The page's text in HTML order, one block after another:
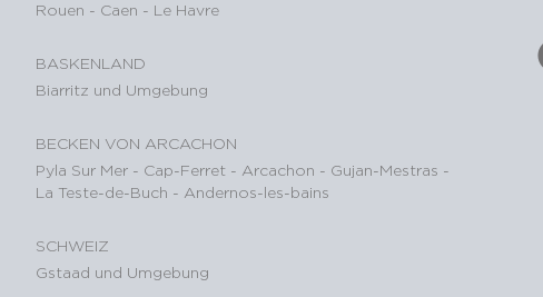
Rouen - Caen - Le Havre
BASKENLAND
Biarritz und Umgebung
BECKEN VON ARCACHON
Pyla Sur Mer - Cap-Ferret - Arcachon - Gujan-Mestras -
La Teste-de-Buch - Andernos-les-bains
SCHWEIZ
Gstaad und Umgebung